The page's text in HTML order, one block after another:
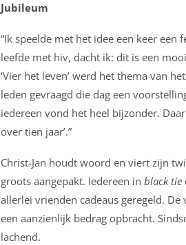
Jubileum
“Ik speelde met het idee een keer
leefde met hiv, dacht ik: dit is een
‘Vier het leven’ werd het thema van
leden gevraagd die dag een
iedereen vond het heel bijzonder.
over tien jaar’.”
Christ-Jan houdt woord en viert zijn
groots aangepakt. Iedereen in black tie
allerlei vrienden cadeaus geregeld.
een aanzienlijk bedrag opbracht.
lachend.